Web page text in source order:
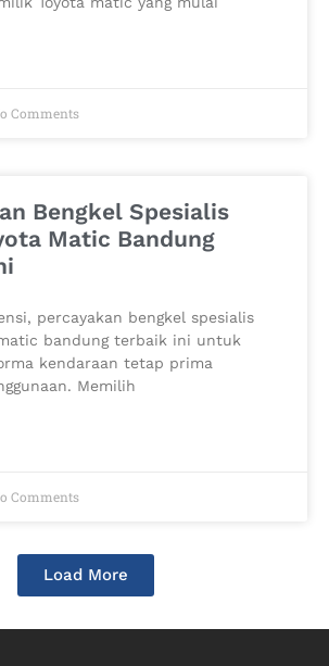
Comments
Bengkel Spesialis
Matic Bandung
percayakan bengkel spesialis
bandung terbaik ini untuk
kendaraan tetap prima
Memilih
Comments
Load More